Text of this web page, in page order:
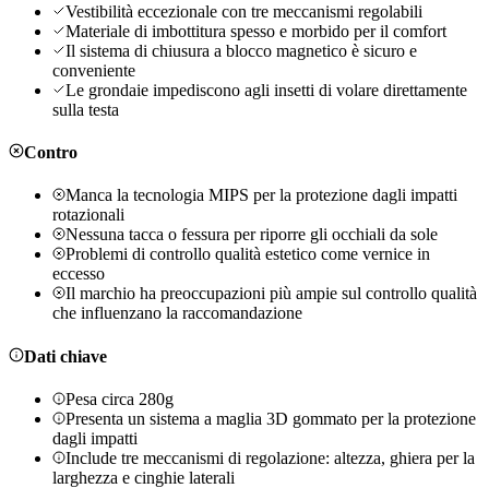
Vestibilità eccezionale con tre meccanismi regolabili
Materiale di imbottitura spesso e morbido per il comfort
Il sistema di chiusura a blocco magnetico è sicuro e
conveniente
Le grondaie impediscono agli insetti di volare direttamente
sulla testa
Contro
Manca la tecnologia MIPS per la protezione dagli impatti
rotazionali
Nessuna tacca o fessura per riporre gli occhiali da sole
Problemi di controllo qualità estetico come vernice in
eccesso
Il marchio ha preoccupazioni più ampie sul controllo qualità
che influenzano la raccomandazione
Dati chiave
Pesa circa 280g
Presenta un sistema a maglia 3D gommato per la protezione
dagli impatti
Include tre meccanismi di regolazione: altezza, ghiera per la
larghezza e cinghie laterali